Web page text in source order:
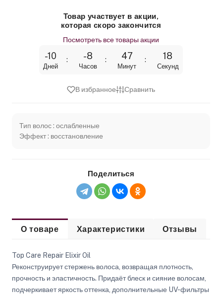
Товар участвует в акции,
которая скоро закончится
Посмотреть все товары акции
-10
Дней
-8
Часов
47
Минут
18
Секунд
В избранное Сравнить
Тип волос : ослабленные
Эффект : восстановление
Поделиться
О товаре Характеристики Отзывы
Top Care Repair Elixir Oil
Реконструирует стержень волоса, возвращая плотность,
прочность и эластичность. Придаёт блеск и сияние волосам,
подчеркивает яркость оттенка, дополнительные UV-фильтры